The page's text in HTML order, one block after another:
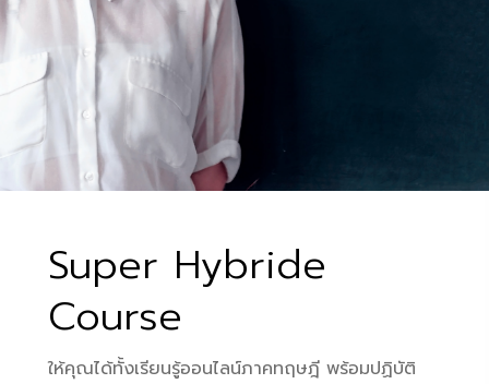
Super Hybride
Course
ให้คุณได้ทั้งเรียนรู้ออนไลน์ภาคทฤษฎี พร้อมปฏิบัติ